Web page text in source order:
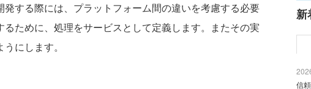
する際には、プラットフォーム間の違いを考慮する必要
ために、処理をサービスとして定義します。またその実
にします。
新
信